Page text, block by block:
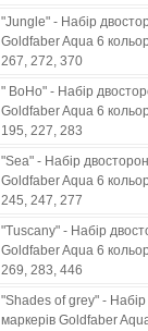
"Jungle" - Набір
Goldfaber Aqua 6
267, 272, 370
" BoHo" - Набір
Goldfaber Aqua 6
195, 227, 283
"Sea" - Набір
Goldfaber Aqua 6
245, 247, 277
"Tuscany" - Набір
Goldfaber Aqua 6
269, 283, 446
"Shades of grey" - Набір
маркерів Goldfaber